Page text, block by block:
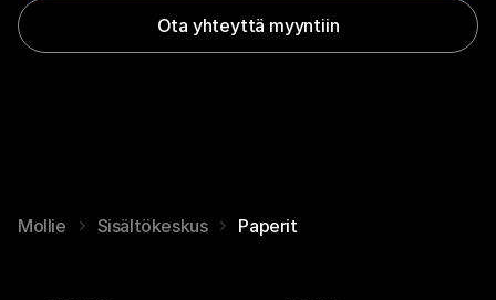
Ota yhteyttä myyntiin
Mollie Sisältökeskus Paperit